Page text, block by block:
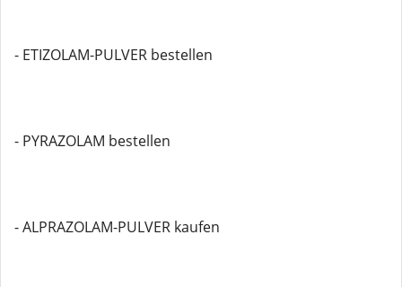
- ETIZOLAM-PULVER bestellen
- PYRAZOLAM bestellen
- ALPRAZOLAM-PULVER kaufen